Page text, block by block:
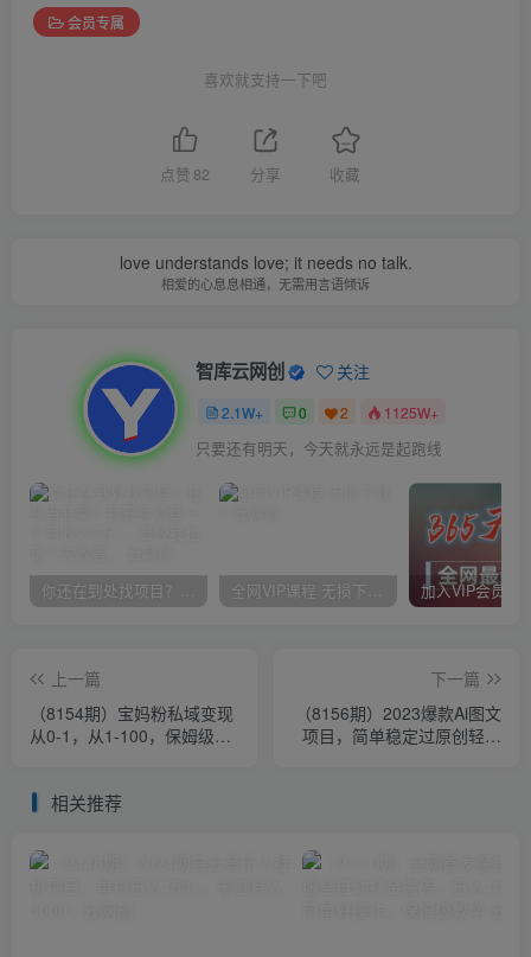
会员专属
喜欢就支持一下吧
点赞 82 分享 收藏
love understands love; it needs no talk.
相爱的心息息相通，无需用言语倾诉
智库云网创 关注
2.1W+ 0 2 1125W+
只要还有明天，今天就永远是起跑线
你还在到处找项目？还在当韭菜？我靠卖项目一个月收入5万+，曾经我也是个失败者。 全网VIP课程 无损下载~
上一篇
（8154期）宝妈粉私域变现
从0-1，从1-100，保姆级实
下一篇
（8156期）2023爆款Ai图文
项目，简单稳定过原创轻松
相关推荐